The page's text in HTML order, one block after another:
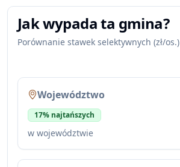
Jak wypada ta gmina?
Porównanie stawek selektywnych (zł/os.)
Województwo
17% najtańszych
w województwie